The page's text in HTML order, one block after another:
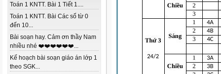
Toán 1 KNTT. Bài 1 Tiết 1....
Toán 1 KNTT. Bài Các số từ 0
đến 10...
Bài soạn hay. Cảm ơn thầy Nam
nhiều nhé ❤️❤️❤️❤️❤️❤️...
Kế hoạch bài soạn giáo án lớp 1
theo SGK...